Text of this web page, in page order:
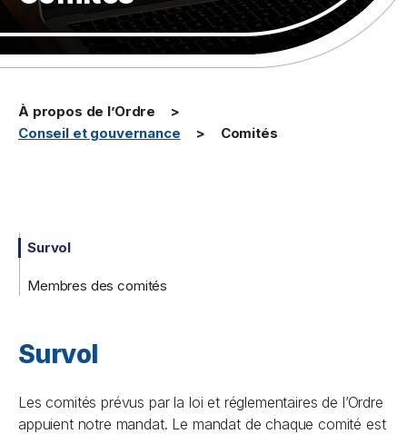
À propos de l’Ordre
Conseil et gouvernance
Comités
Survol
Membres des comités
Survol
Les comités prévus par la loi et réglementaires de l’Ordre
appuient notre mandat. Le mandat de chaque comité est